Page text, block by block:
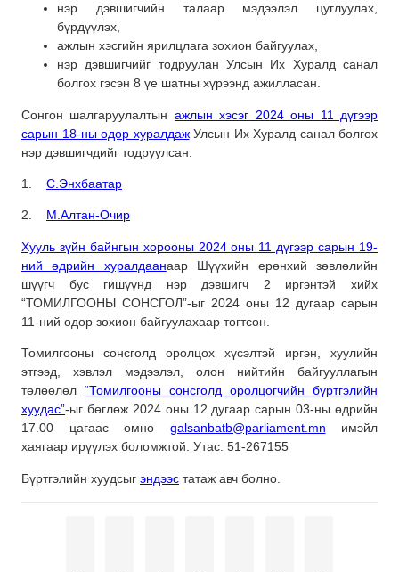
нэр дэвшигчийн талаар мэдээлэл цуглуулах,
бүрдүүлэх,
ажлын хэсгийн ярилцлага зохион байгуулах,
нэр дэвшигчийг тодруулан Улсын Их Хуралд санал
болгох гэсэн 8 үе шатны хүрээнд ажилласан.
Сонгон шалгаруулалтын ажлын хэсэг 2024 оны 11 дүгээр
сарын 18-ны өдөр хуралдажУлсын Их Хуралд санал болгох
нэр дэвшигчдийг тодруулсан.
1. С.Энхбаатар
2. М.Алтан-Очир
Хууль зүйн байнгын хорооны 2024 оны 11 дүгээр сарын 19-
ний өдрийн хуралдаанаар Шүүхийн ерөнхий зөвлөлийн
шүүгч бус гишүүнд нэр дэвшигч 2 иргэнтэй хийх
“ТОМИЛГООНЫ СОНСГОЛ”-ыг 2024 оны 12 дугаар сарын
11-ний өдөр зохион байгуулахаар тогтсон.
Томилгооны сонсголд оролцох хүсэлтэй иргэн, хуулийн
этгээд, хэвлэл мэдээлэл, олон нийтийн байгууллагын
төлөөлөл “Томилгооны сонсголд оролцогчийн бүртгэлийн
хуудас”-ыг бөглөж 2024 оны 12 дугаар сарын 03-ны өдрийн
17.00 цагаас өмнө galsanbatb@parliament.mn имэйл
хаягаар ирүүлэх боломжтой. Утас: 51-267155
Бүртгэлийн хуудсыг эндээс татаж авч болно.